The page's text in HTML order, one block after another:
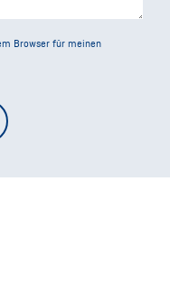
Browser für meinen